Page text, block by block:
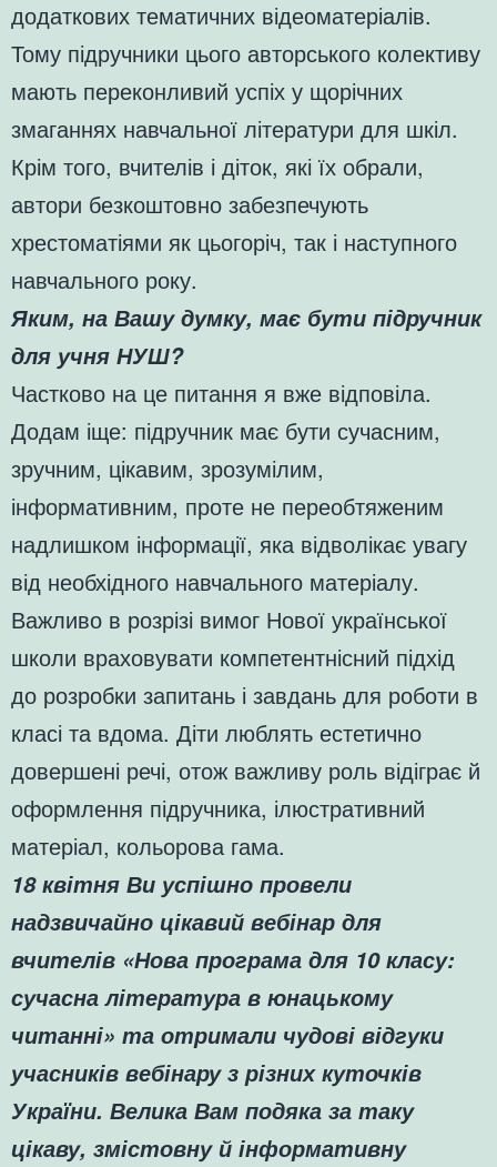
додаткових тематичних відеоматеріалів.
Тому підручники цього авторського колективу
мають переконливий успіх у щорічних
змаганнях навчальної літератури для шкіл.
Крім того, вчителів і діток, які їх обрали,
автори безкоштовно забезпечують
хрестоматіями як цьогоріч, так і наступного
навчального року.
Яким, на Вашу думку, має бути підручник
для учня НУШ?
Частково на це питання я вже відповіла.
Додам іще: підручник має бути сучасним,
зручним, цікавим, зрозумілим,
інформативним, проте не переобтяженим
надлишком інформації, яка відволікає увагу
від необхідного навчального матеріалу.
Важливо в розрізі вимог Нової української
школи враховувати компетентнісний підхід
до розробки запитань і завдань для роботи в
класі та вдома. Діти люблять естетично
довершені речі, отож важливу роль відіграє й
оформлення підручника, ілюстративний
матеріал, кольорова гама.
18 квітня Ви успішно провели
надзвичайно цікавий вебінар для
вчителів «Нова програма для 10 класу:
сучасна література в юнацькому
читанні» та отримали чудові відгуки
учасників вебінару з різних куточків
України. Велика Вам подяка за таку
цікаву, змістовну й інформативну